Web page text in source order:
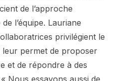
de l’approche
l’équipe. Lauriane
privilégient le
permet de proposer
et de répondre à des
Nous essayons aussi de